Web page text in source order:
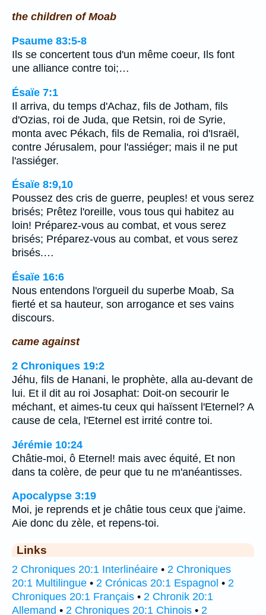
the children of Moab
Psaume 83:5-8
Ils se concertent tous d'un même coeur, Ils font
une alliance contre toi;…
Ésaïe 7:1
Il arriva, du temps d'Achaz, fils de Jotham, fils
d'Ozias, roi de Juda, que Retsin, roi de Syrie,
monta avec Pékach, fils de Remalia, roi d'Israël,
contre Jérusalem, pour l'assiéger; mais il ne put
l'assiéger.
Ésaïe 8:9,10
Poussez des cris de guerre, peuples! et vous serez
brisés; Prêtez l'oreille, vous tous qui habitez au
loin! Préparez-vous au combat, et vous serez
brisés; Préparez-vous au combat, et vous serez
brisés.…
Ésaïe 16:6
Nous entendons l'orgueil du superbe Moab, Sa
fierté et sa hauteur, son arrogance et ses vains
discours.
came against
2 Chroniques 19:2
Jéhu, fils de Hanani, le prophète, alla au-devant de
lui. Et il dit au roi Josaphat: Doit-on secourir le
méchant, et aimes-tu ceux qui haïssent l'Eternel? A
cause de cela, l'Eternel est irrité contre toi.
Jérémie 10:24
Châtie-moi, ô Eternel! mais avec équité, Et non
dans ta colère, de peur que tu ne m'anéantisses.
Apocalypse 3:19
Moi, je reprends et je châtie tous ceux que j'aime.
Aie donc du zèle, et repens-toi.
Links
2 Chroniques 20:1 Interlinéaire • 2 Chroniques
20:1 Multilingue • 2 Crónicas 20:1 Espagnol • 2
Chroniques 20:1 Français • 2 Chronik 20:1
Allemand • 2 Chroniques 20:1 Chinois • 2